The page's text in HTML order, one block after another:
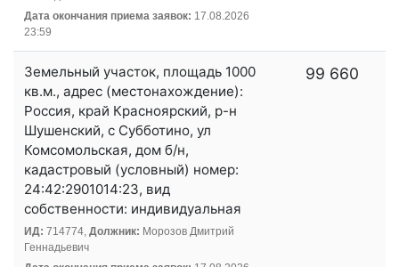
Дата окончания приема заявок: 17.08.2026
23:59
Земельный участок, площадь 1000
кв.м., адрес (местонахождение):
Россия, край Красноярский, р-н
Шушенский, с Субботино, ул
Комсомольская, дом б/н,
кадастровый (условный) номер:
24:42:2901014:23, вид
собственности: индивидуальная
ИД: 714774, Должник: Морозов Дмитрий
Геннадьевич
99 660